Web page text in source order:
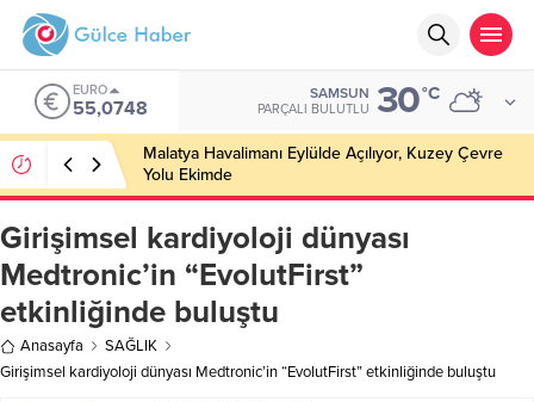
EURO
55,0748
SAMSUN
PARÇALI BULUTLU 30°C
Malatya Havalimanı Eylülde Açılıyor, Kuzey Çevre
Yolu Ekimde
Girişimsel kardiyoloji dünyası
Medtronic’in “EvolutFirst”
etkinliğinde buluştu
Anasayfa
SAĞLIK
Girişimsel kardiyoloji dünyası Medtronic’in “EvolutFirst” etkinliğinde buluştu